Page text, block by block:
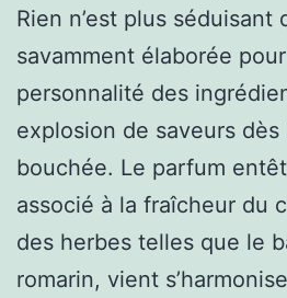
Rien n’est plus séduisant
savamment élaborée
personnalité des
explosion de saveurs dès
bouchée. Le parfum
associé à la fraîcheur du
des herbes telles que le
romarin, vient